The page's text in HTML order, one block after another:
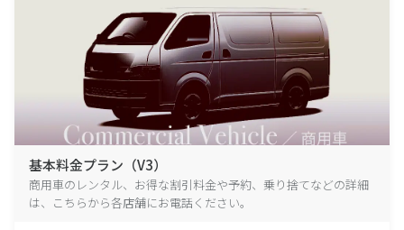
基本料金プラン（V3）
商用車のレンタル、お得な割引料金や予約、乗り捨てなどの詳細
は、こちらから各店舗にお電話ください。